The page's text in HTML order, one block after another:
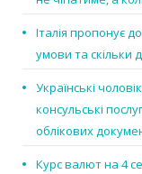
Італія пропонує
умови та скільки
Українські
консульські
облікових
Курс валют на 4